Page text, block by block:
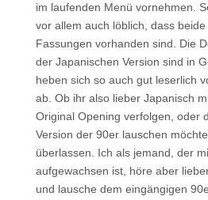
im laufenden Menü vornehmen.
vor allem auch löblich, dass
Fassungen vorhanden sind. Die
der Japanischen Version sind in
heben sich so auch gut leserlich
ab. Ob ihr also lieber Japanisch
Original Opening verfolgen, oder
Version der 90er lauschen
überlassen. Ich als jemand, der
aufgewachsen ist, höre aber
und lausche dem eingängigen